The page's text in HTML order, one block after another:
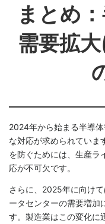
まとめ
需要拡
2024年から始まる半導
な対応が求められていま
を防ぐためには、生産ラ
応が不可欠です。
さらに、2025年に向け
ータセンターの需要増加
す。製造業はこの変化に